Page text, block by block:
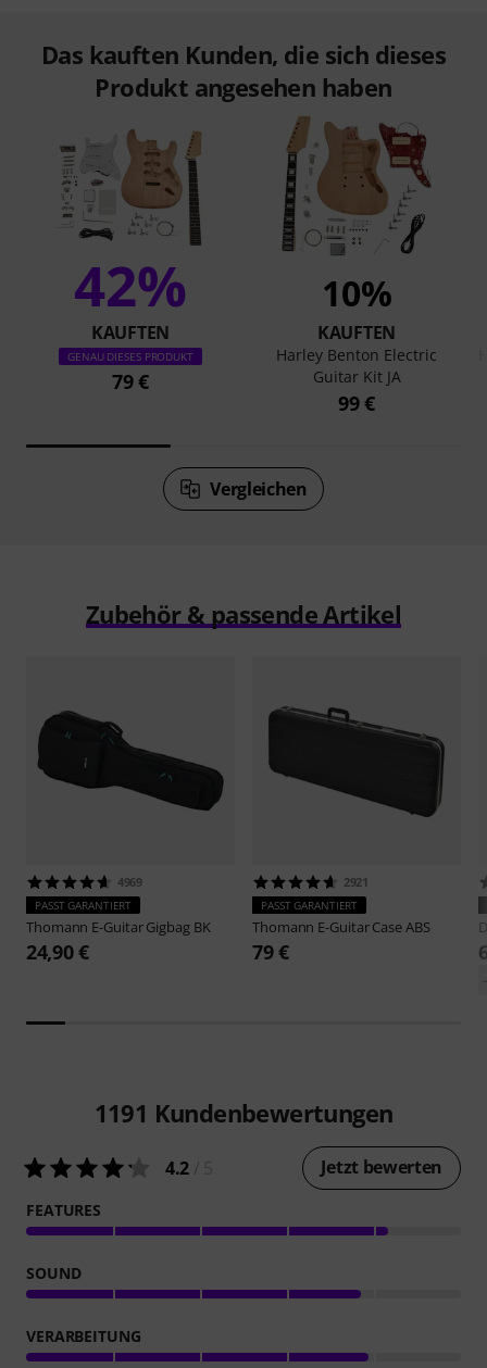
Das kauften Kunden, die sich dieses
Produkt angesehen haben
42%
KAUFTEN
GENAU DIESES PRODUKT
79 €
10%
KAUFTEN
Harley Benton Electric
Guitar Kit JA
99 €
Vergleichen
Zubehör & passende Artikel
4969
PASST GARANTIERT
Thomann E-Guitar Gigbag BK
24,90 €
2921
PASST GARANTIERT
Thomann E-Guitar Case ABS
79 €
1191 Kundenbewertungen
4.2 Jetzt bewerten
FEATURES
SOUND
VERARBEITUNG